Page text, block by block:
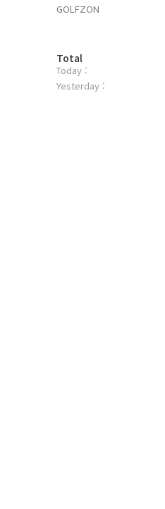
GOLFZON,
방
문
자
Total
Today :
Yesterday :